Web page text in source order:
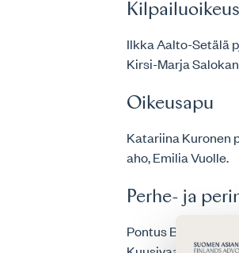
Kilpailuoikeus
Ilkka Aalto-Setälä
Kirsi-Marja
Oikeusapu
Katariina Kuronen
aho, Emilia Vuolle.
Perhe- ja
Pontus Baarman